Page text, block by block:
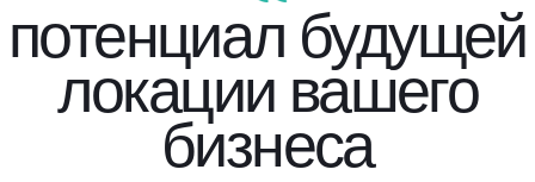
потенциал будущей
локации вашего
бизнеса